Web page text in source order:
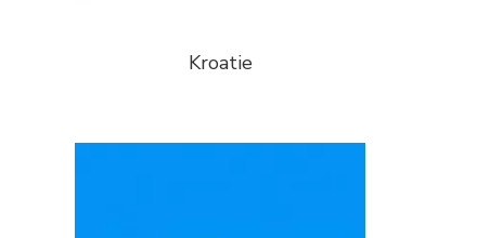
Kroatie